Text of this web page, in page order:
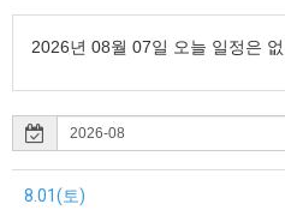
2026년 08월 07일 오늘 일정은
8.01(토)